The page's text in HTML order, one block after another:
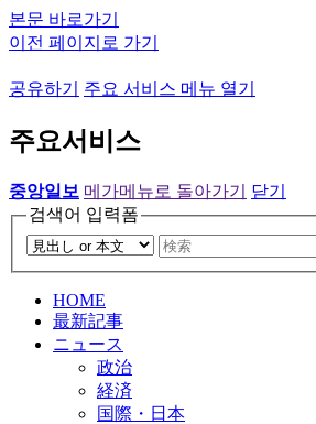
본문 바로가기
이전 페이지로 가기
공유하기 주요 서비스 메뉴 열기
주요서비스
중앙일보 메가메뉴로 돌아가기
닫기
검색어 입력폼
HOME
最新記事
ニュース
政治
経済
国際・日本